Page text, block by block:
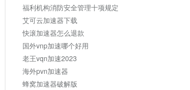
福利机构消防安全管理十项规定
艾可云加速器下载
快滚加速器怎么退款
国外vnp加速哪个好用
老王vqn加速2023
海外pvn加速器
蜂窝加速器破解版